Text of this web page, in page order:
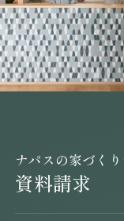
ナパスの家づく
資料請求